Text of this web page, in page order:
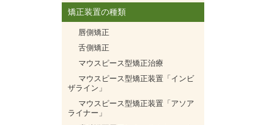
矯正装置の種類
唇側矯正
舌側矯正
マウスピース型矯正治療
マウスピース型矯正装置「インビ
ザライン」
マウスピース型矯正装置「アソア
ライナー」